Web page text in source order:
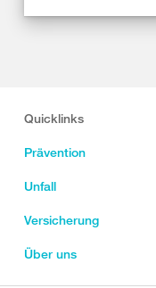
Quicklinks
Prävention
Unfall
Versicherung
Über uns